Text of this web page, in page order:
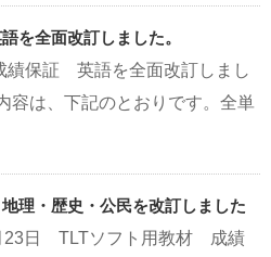
を全面改訂しました。
保証 英語を全面改訂しまし
容は、下記のとおりです。全単
理・歴史・公民を改訂しました
23日 TLTソフト用教材 成績